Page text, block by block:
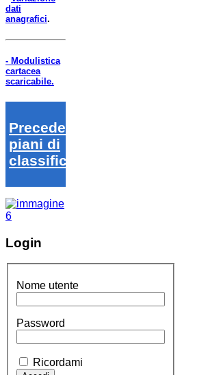
dati
anagrafici.
- Modulistica
cartacea
scaricabile.
Precedenti
piani di
classifica
Login
Nome utente
Password
Ricordami